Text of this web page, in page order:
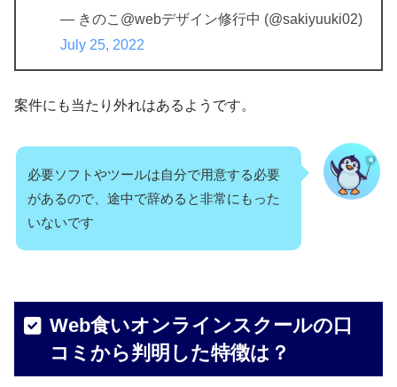
— きのこ@webデザイン修行中 (@sakiyuuki02)
July 25, 2022
案件にも当たり外れはあるようです。
必要ソフトやツールは自分で用意する必要
があるので、途中で辞めると非常にもった
いないです
Web食いオンラインスクールの口
コミから判明した特徴は？